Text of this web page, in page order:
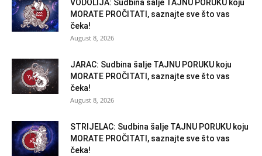
VODOLIJA: Sudbina šalje TAJNU PORUKU koju
MORATE PROČITATI, saznajte sve što vas
čeka!
August 8, 2026
JARAC: Sudbina šalje TAJNU PORUKU koju
MORATE PROČITATI, saznajte sve što vas
čeka!
August 8, 2026
STRIJELAC: Sudbina šalje TAJNU PORUKU koju
MORATE PROČITATI, saznajte sve što vas
čeka!